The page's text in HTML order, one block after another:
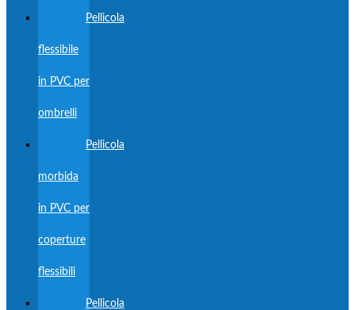
Pellicola
flessibile
in PVC per
ombrelli
Pellicola
morbida
in PVC per
coperture
flessibili
Pellicola